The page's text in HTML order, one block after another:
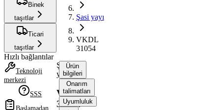
Binek
taşıtlar
Ticari
taşıtlar
Hızlı bağlantılar
Teknoloji
merkezi
SSS
Başlamadan
Şasi yayı
VKDL
31054
Şasi
yayı
VKDL
31054
Ürün
bilgileri
Onarım
talimatları
Uyumluluk